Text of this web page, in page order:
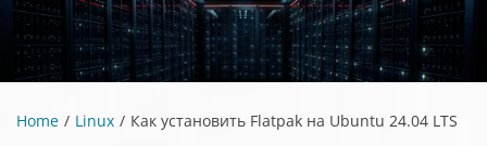
Home Linux Как установить Flatpak на Ubuntu 24.04 LTS